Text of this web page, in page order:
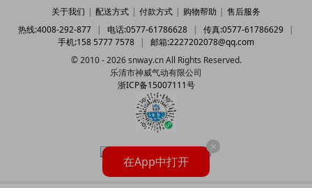
关于我们 | 配送方式 | 付款方式 | 购物帮助 | 售后服务
热线:4008-292-877
| 电话:0577-61786628 | 传真:0577-61786629
|
手机:158 5777 7578
|
邮箱:2227202078@qq.com
© 2010 - 2026 snway.cn All Rights Reserved.
乐清市神威气动有限公司
浙ICP备15007111号
在App中打开
×